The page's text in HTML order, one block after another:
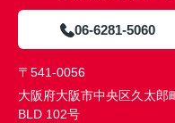
06-6281-5060
〒541-0056
大阪府大阪市中央区久太
BLD 102号